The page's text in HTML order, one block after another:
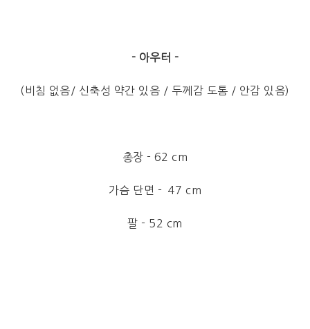
- 아우터 -
(비침 없음/ 신축성 약간 있음 / 두께감 도톰 / 안감 있음)
총장 - 62 cm
가슴 단면 - 47 cm
팔 - 52 cm